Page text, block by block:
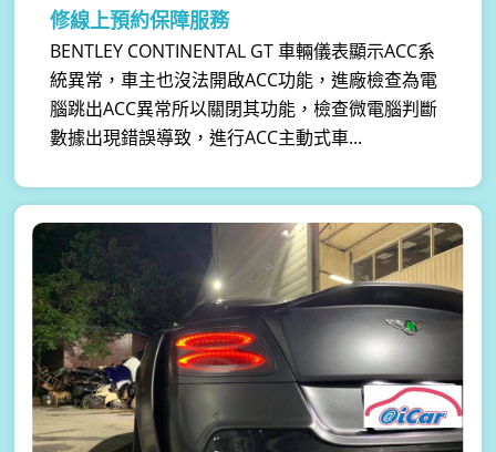
修線上預約保障服務
BENTLEY CONTINENTAL GT 車輛儀表顯示ACC系
統異常，車主也沒法開啟ACC功能，進廠檢查為電
腦跳出ACC異常所以關閉其功能，檢查微電腦判斷
數據出現錯誤導致，進行ACC主動式車...